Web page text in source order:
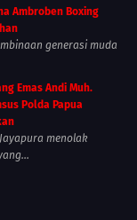
Ambroben Boxing
generasi muda
Emas Andi Muh.
Polda Papua
menolak